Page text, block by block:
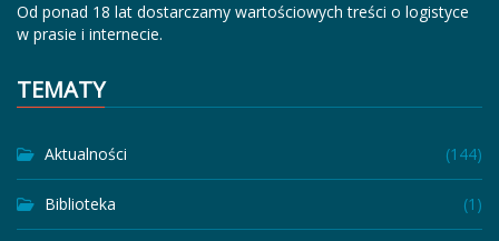
Od ponad 18 lat dostarczamy wartościowych treści o logistyce
w prasie i internecie.
TEMATY
Aktualności (144)
Biblioteka (1)